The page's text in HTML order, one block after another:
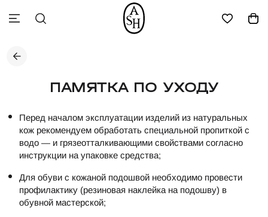
ПАМЯТКА ПО УХОДУ
Перед началом эксплуатации изделий из натуральных
кож рекомендуем обработать специальной пропиткой с
водо — и грязеотталкивающими свойствами согласно
инструкции на упаковке средства;
Для обуви с кожаной подошвой необходимо провести
профилактику (резиновая наклейка на подошву) в
обувной мастерской;